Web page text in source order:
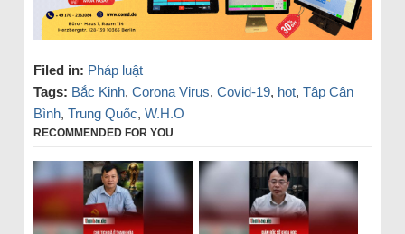
Filed in: Pháp luật
Tags: Bắc Kinh, Corona Virus, Covid-19, hot, Tập Cận
Bình, Trung Quốc, W.H.O
RECOMMENDED FOR YOU